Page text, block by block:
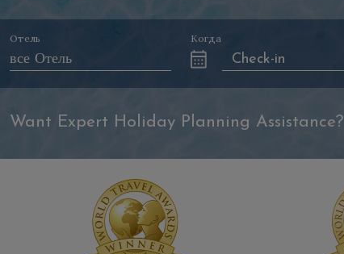
Отель Когда
Want Expert Holiday Planning Assistance?